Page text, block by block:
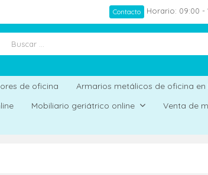
Contacto Horario: 09:00 -
de oficina
Armarios metálicos de oficina en
Mobiliario geriátrico online
Venta de